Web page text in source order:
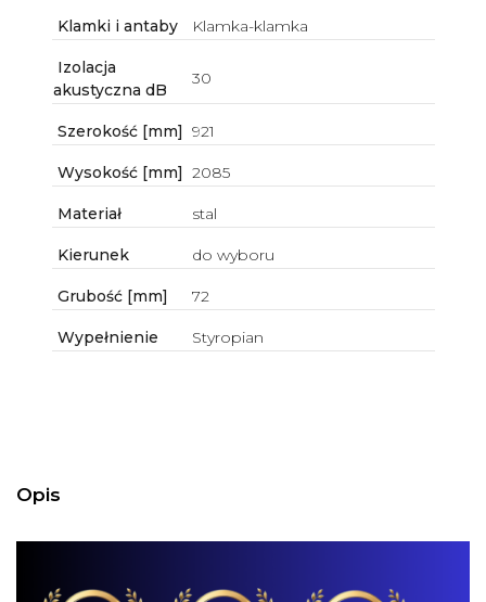
Klamki i antaby Klamka-klamka
Izolacja
akustyczna dB
30
Szerokość [mm] 921
Wysokość [mm] 2085
Materiał stal
Kierunek do wyboru
Grubość [mm] 72
Wypełnienie Styropian
Opis